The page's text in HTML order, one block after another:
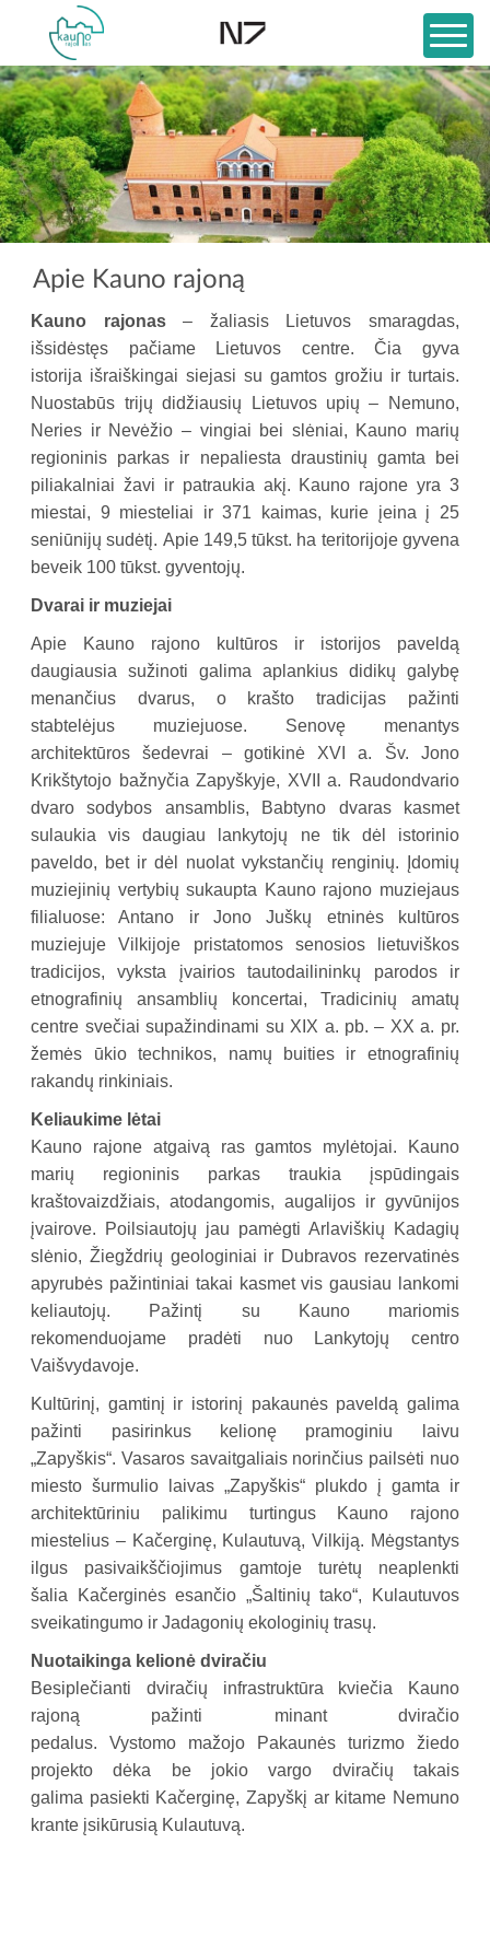
Apie Kauno rajoną
Kauno rajonas– žaliasis Lietuvos smaragdas,
išsidėstęs pačiame Lietuvos centre. Čia gyva
istorija išraiškingai siejasi su gamtos grožiu ir turtais.
Nuostabūs trijų didžiausių Lietuvos upių – Nemuno,
Neries ir Nevėžio – vingiai bei slėniai, Kauno marių
regioninis parkas ir nepaliesta draustinių gamta bei
piliakalniai žavi ir patraukia akį. Kauno rajone yra 3
miestai, 9 miesteliai ir 371 kaimas, kurie įeina į 25
seniūnijų sudėtį. Apie 149,5 tūkst. ha teritorijoje gyvena
beveik 100 tūkst. gyventojų.
Dvarai ir muziejai
Apie Kauno rajono kultūros ir istorijos paveldą
daugiausia sužinoti galima aplankius didikų galybę
menančius dvarus, o krašto tradicijas pažinti
stabtelėjus muziejuose. Senovę menantys
architektūros šedevrai – gotikinė XVI a. Šv. Jono
Krikštytojo bažnyčia Zapyškyje, XVII a. Raudondvario
dvaro sodybos ansamblis, Babtyno dvaras kasmet
sulaukia vis daugiau lankytojų ne tik dėl istorinio
paveldo, bet ir dėl nuolat vykstančių renginių. Įdomių
muziejinių vertybių sukaupta Kauno rajono muziejaus
filialuose: Antano ir Jono Juškų etninės kultūros
muziejuje Vilkijoje pristatomos senosios lietuviškos
tradicijos, vyksta įvairios tautodailininkų parodos ir
etnografinių ansamblių koncertai, Tradicinių amatų
centre svečiai supažindinami su XIX a. pb. – XX a. pr.
žemės ūkio technikos, namų buities ir etnografinių
rakandų rinkiniais.
Keliaukime lėtai
Kauno rajone atgaivą ras gamtos mylėtojai. Kauno
marių regioninis parkas traukia įspūdingais
kraštovaizdžiais, atodangomis, augalijos ir gyvūnijos
įvairove. Poilsiautojų jau pamėgti Arlaviškių Kadagių
slėnio, Žiegždrių geologiniai ir Dubravos rezervatinės
apyrubės pažintiniai takai kasmet vis gausiau lankomi
keliautojų. Pažintį su Kauno mariomis
rekomenduojame pradėti nuo Lankytojų centro
Vaišvydavoje.
Kultūrinį, gamtinį ir istorinį pakaunės paveldą galima
pažinti pasirinkus kelionę pramoginiu laivu
„Zapyškis“. Vasaros savaitgaliais norinčius pailsėti nuo
miesto šurmulio laivas „Zapyškis“ plukdo į gamta ir
architektūriniu palikimu turtingus Kauno rajono
miestelius – Kačerginę, Kulautuvą, Vilkiją. Mėgstantys
ilgus pasivaikščiojimus gamtoje turėtų neaplenkti
šalia Kačerginės esančio „Šaltinių tako“, Kulautuvos
sveikatingumo ir Jadagonių ekologinių trasų.
Nuotaikinga kelionė dviračiu
Besiplečianti dviračių infrastruktūra kviečia Kauno
rajoną pažinti minant dviračio
pedalus. Vystomo mažojo Pakaunės turizmo žiedo
projekto dėka be jokio vargo dviračių takais
galima pasiekti Kačerginę, Zapyškį ar kitame Nemuno
krante įsikūrusią Kulautuvą.